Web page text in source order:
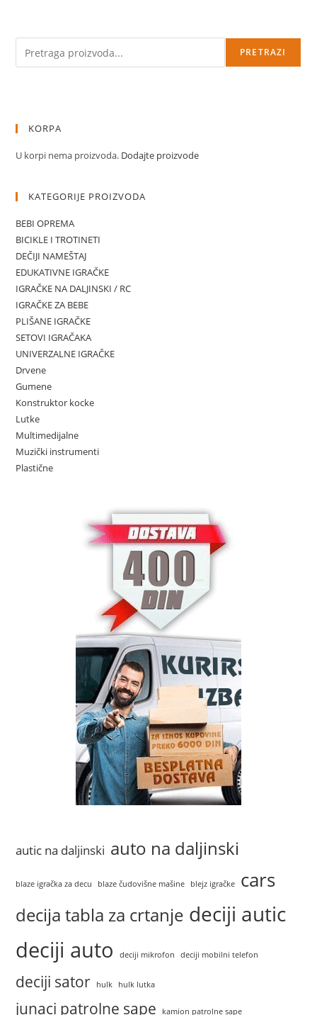
PRETRAZI
KORPA
U korpi nema proizvoda. Dodajte proizvode
KATEGORIJE PROIZVODA
BEBI OPREMA
BICIKLE I TROTINETI
DEČIJI NAMEŠTAJ
EDUKATIVNE IGRAČKE
IGRAČKE NA DALJINSKI / RC
IGRAČKE ZA BEBE
PLIŠANE IGRAČKE
SETOVI IGRAČAKA
UNIVERZALNE IGRAČKE
Drvene
Gumene
Konstruktor kocke
Lutke
Multimedijalne
Muzički instrumenti
Plastične
autic na daljinski auto na daljinski
blaze igračka za decu blaze čudovišne mašine blejz igračke cars
decija tabla za crtanje deciji autic
deciji auto deciji mikrofon deciji mobilni telefon
deciji sator hulk hulk lutka
junaci patrolne sape kamion patrolne sape